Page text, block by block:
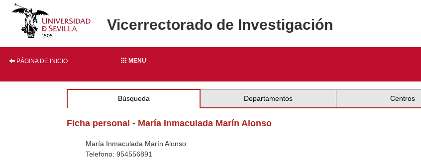
Vicerrectorado de Investigación
PÁGINA DE INICIO MENU
Búsqueda Departamentos Centros
Ficha personal - María Inmaculada Marín Alonso
María Inmaculada Marín Alonso
Telefono: 954556891